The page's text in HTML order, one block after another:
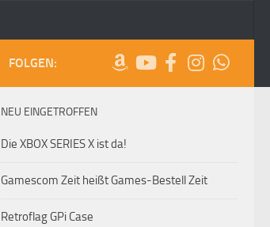
FOLGEN:
NEU EINGETROFFEN
Die XBOX SERIES X ist da!
Gamescom Zeit heißt Games-Bestell Zeit
Retroflag GPi Case